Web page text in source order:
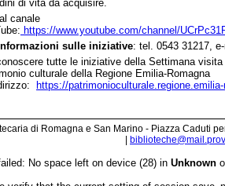
di vita da acquisire.
canale
https://www.youtube.com/channel/
sulle iniziative: tel. 0543 31217,
tutte le iniziative della Settimana
culturale della Regione Emilia-Romagna
https://
di Romagna e San Marino - Piazza Caduti
No space left on device (28) in Unknown